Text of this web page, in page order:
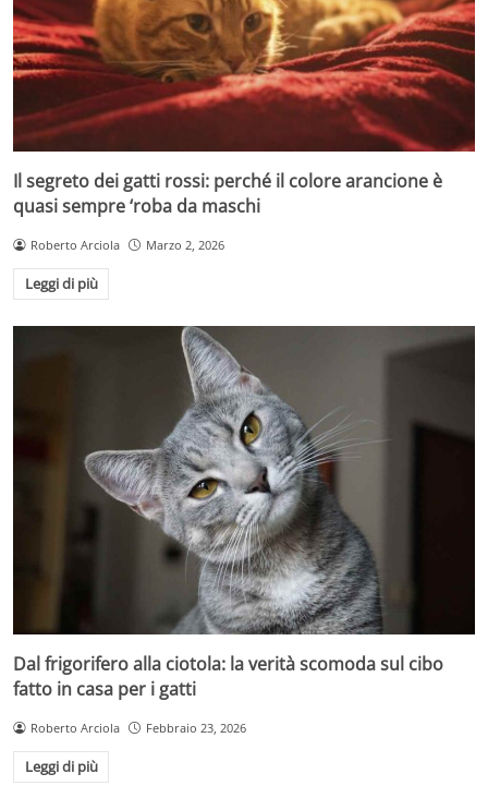
Il segreto dei gatti rossi: perché il colore arancione è
quasi sempre ‘roba da maschi
Roberto Arciola Marzo 2, 2026
Leggi di più
Dal frigorifero alla ciotola: la verità scomoda sul cibo
fatto in casa per i gatti
Roberto Arciola Febbraio 23, 2026
Leggi di più